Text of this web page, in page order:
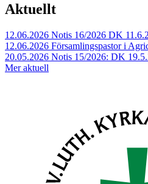
Aktuellt
12.06.2026 Notis 16/2026 DK
12.06.2026 Församlingspastor i
20.05.2026 Notis 15/2026: DK
Mer aktuell